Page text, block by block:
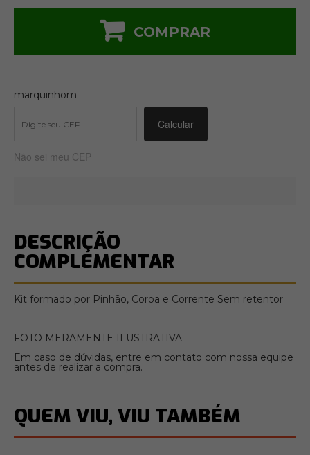
COMPRAR
marquinhom
Não sei meu CEP
DESCRIÇÃO
COMPLEMENTAR
Kit formado por Pinhão, Coroa e Corrente Sem retentor
FOTO MERAMENTE ILUSTRATIVA
Em caso de dúvidas, entre em contato com nossa equipe
antes de realizar a compra.
QUEM VIU, VIU TAMBÉM